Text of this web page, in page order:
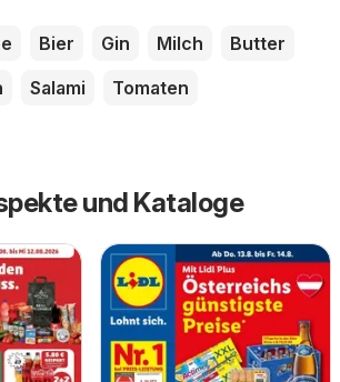
Bier Gin Milch
Butter
Salami
Tomaten
und Kataloge